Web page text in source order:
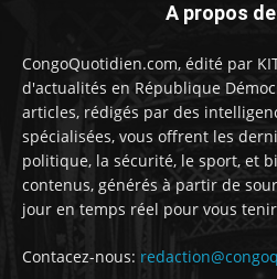
A propos
CongoQuotidien.com, édité par
d'actualités en République
articles, rédigés par des
spécialisées, vous offrent les
politique, la sécurité, le sport, et
contenus, générés à partir de
jour en temps réel pour vous
Contacez-nous: